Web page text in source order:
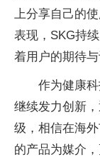
上分享自己的
表现，SKG持
着用户的期待与
作为健康
继续发力创新
级，相信在海
的产品为媒介